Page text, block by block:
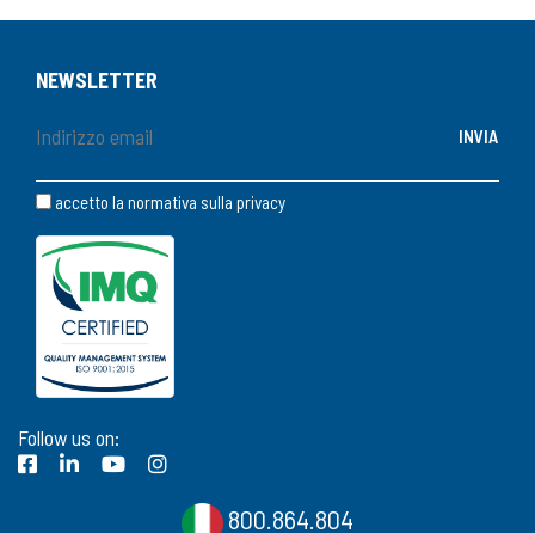
NEWSLETTER
accetto la normativa sulla privacy
Follow us on:
800.864.804